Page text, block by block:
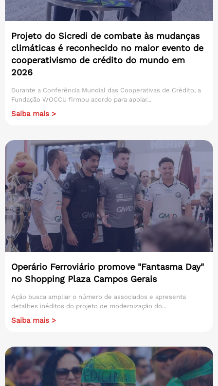
Projeto do Sicredi de combate às mudanças
climáticas é reconhecido no maior evento de
cooperativismo de crédito do mundo em
2026
Durante a Conferência Mundial das Cooperativas de Crédito, a
Fundação WOCCU firmou acordo para apoiar...
Saiba mais >
Operário Ferroviário promove "Fantasma Day"
no Shopping Plaza Campos Gerais
Ação busca ampliar o número de associados e apresenta
detalhes inéditos do projeto de modernização do...
Saiba mais >